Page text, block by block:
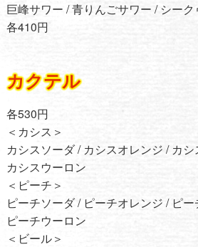
巨峰サワー / 青りんごサワー / シー
各410円
カクテル
各530円
＜カシス＞
カシスソーダ / カシスオレンジ / カ
カシスウーロン
＜ピーチ＞
ピーチソーダ / ピーチオレンジ / ピ
ピーチウーロン
＜ビール＞